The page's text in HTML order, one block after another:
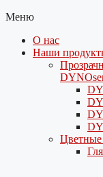
Меню
О нас
Наши
Цветные